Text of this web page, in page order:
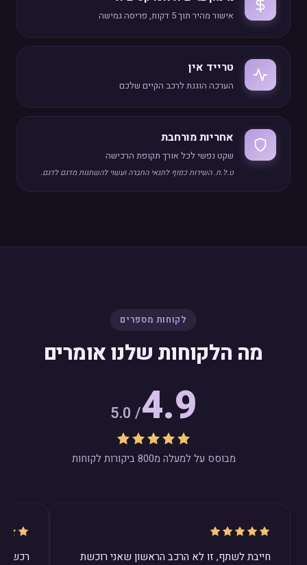
אישור מהיר תוך 5 דקות, פריסה גמישה
טרייד אין
הערכה הוגנת לרכב הקיים שלכם
אחריות מורחבת
שקט נפשי לכל אורך תקופת הרכישה
ט.ל.ח. השירות כפוף לתנאי החברה ועשוי להשתנות מדגם לדגם.
לקוחות מספרים
מה הלקוחות שלנו אומרים
4.9
/ 5.0
מבוסס על למעלה מ800 ביקורות לקוחות
חייבת לשתף, זו לא הרכב הראשון שאני רוכשת
רכשנו